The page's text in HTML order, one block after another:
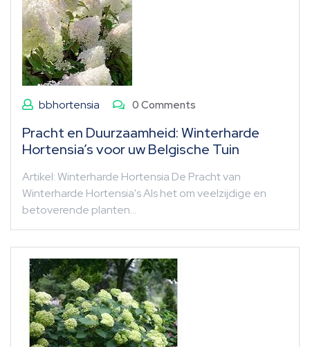
bbhortensia 0 Comments
Pracht en Duurzaamheid: Winterharde
Hortensia’s voor uw Belgische Tuin
Artikel: Winterharde Hortensia De Pracht van
Winterharde Hortensia's Als het om veelzijdige en
betoverende planten…